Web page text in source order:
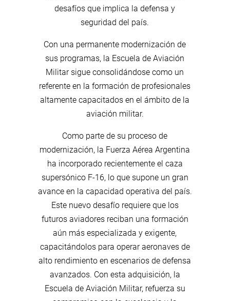
desafíos que implica la defensa y
seguridad del país.
Con una permanente modernización de
sus programas, la Escuela de Aviación
Militar sigue consolidándose como un
referente en la formación de profesionales
altamente capacitados en el ámbito de la
aviación militar.
Como parte de su proceso de
modernización, la Fuerza Aérea Argentina
ha incorporado recientemente el caza
supersónico F-16, lo que supone un gran
avance en la capacidad operativa del país.
Este nuevo desafío requiere que los
futuros aviadores reciban una formación
aún más especializada y exigente,
capacitándolos para operar aeronaves de
alto rendimiento en escenarios de defensa
avanzados. Con esta adquisición, la
Escuela de Aviación Militar, refuerza su